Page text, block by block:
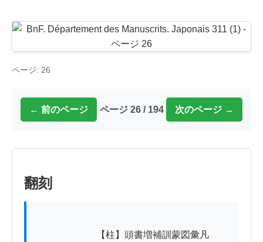
ページ: 26
← 前のページ ページ 26 / 194 次のページ →
翻刻